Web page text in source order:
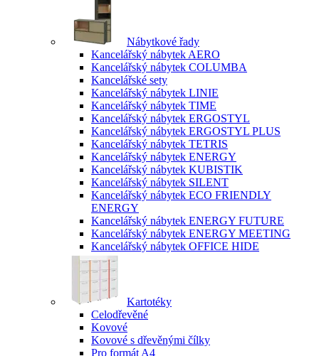
Nábytkové řady
Kancelářský nábytek AERO
Kancelářský nábytek COLUMBA
Kancelářské sety
Kancelářský nábytek LINIE
Kancelářský nábytek TIME
Kancelářský nábytek ERGOSTYL
Kancelářský nábytek ERGOSTYL PLUS
Kancelářský nábytek TETRIS
Kancelářský nábytek ENERGY
Kancelářský nábytek KUBISTIK
Kancelářský nábytek SILENT
Kancelářský nábytek ECO FRIENDLY
ENERGY
Kancelářský nábytek ENERGY FUTURE
Kancelářský nábytek ENERGY MEETING
Kancelářský nábytek OFFICE HIDE
Kartotéky
Celodřevěné
Kovové
Kovové s dřevěnými čílky
Pro formát A4